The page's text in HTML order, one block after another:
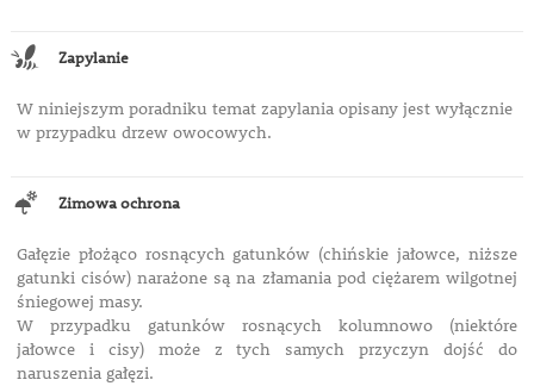
Zapylanie
W niniejszym poradniku temat zapylania opisany jest wyłącznie
w przypadku drzew owocowych.
Zimowa ochrona
Gałęzie płożąco rosnących gatunków (chińskie jałowce, niższe
gatunki cisów) narażone są na złamania pod ciężarem wilgotnej
śniegowej masy.
W przypadku gatunków rosnących kolumnowo (niektóre
jałowce i cisy) może z tych samych przyczyn dojść do
naruszenia gałęzi.